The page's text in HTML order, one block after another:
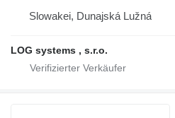
Slowakei, Dunajská Lužná
LOG systems , s.r.o.